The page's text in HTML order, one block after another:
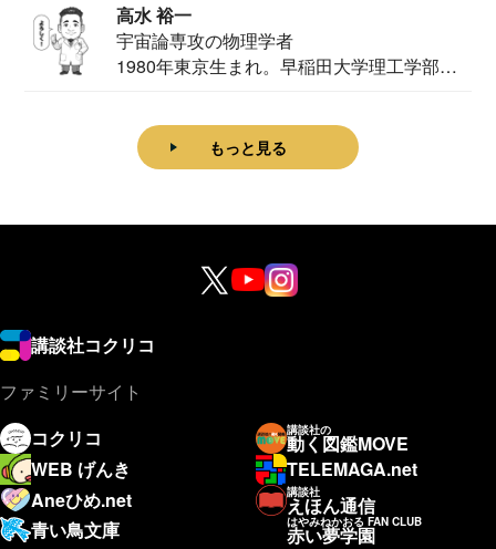
高水 裕一
宇宙論専攻の物理学者
1980年東京生まれ。早稲田大学理工学部物
もっと見る
講談社コクリコ
ファミリーサイト
コクリコ
講談社の
動く図鑑MOVE
WEB げんき
TELEMAGA.net
Aneひめ.net
講談社
えほん通信
青い鳥文庫
はやみねかおる FAN CLUB
赤い夢学園